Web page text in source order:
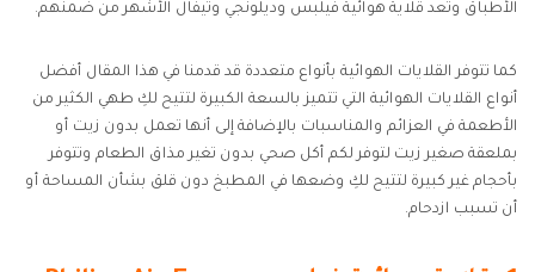
الأطباق وتعد قلاية هوائية فيلبس وديلونجي وتيفال الأشهر من ضمنهم.
كما تتوفر القلايات الهوائية بأنواع متعددة قد قدمنا في هذا المقال أفضل
أنواع القلايات الهوائية التي تتميز بالسعة الكبيرة لتتيح لكِ طهي الكثير من
الأطعمة في العزائم والمناسبات بالإضافة إلى أنها تعمل بدون زيت أو
بملعقة صغير زيت لتوفر لكم أكل صحي بدون تغير مذاق الطعام وتتوفر
بأحجام غير كبيرة لتتيح لكِ وضعها في المطبخ دون قلق بشأن المساحة أو
أن تسبب ازدحام.